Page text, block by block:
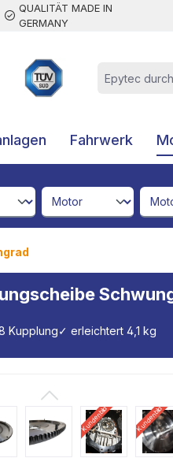
QUALITÄT MADE IN
GERMANY
Fahrwerk
engineId
Kupplung✓ erleichtert 4,1 kg
Kundenbild
Kundenbild Kundenbild